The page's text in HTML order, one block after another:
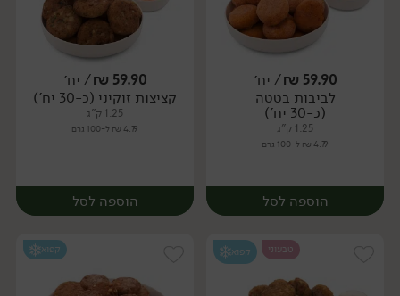
יח׳ יח׳
59.90
₪/ יח׳
לביבות בטטה
(כ-30 יח')
1.25 ק"ג
4.79 ₪ ל-100 גרם
הוספה לסל
59.90
₪/ יח׳
קציצות זוקיני (כ-30 יח')
1.25 ק"ג
4.79 ₪ ל-100 גרם
הוספה לסל
טבעוני קפוא קפוא